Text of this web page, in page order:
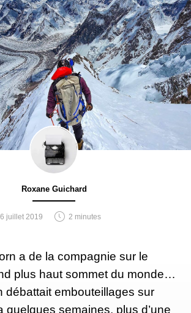
Roxane Guichard
juillet 2019 2 minutes
a de la compagnie sur le
plus haut sommet du monde…
débattait embouteillages sur
quelques semaines, plus d’une